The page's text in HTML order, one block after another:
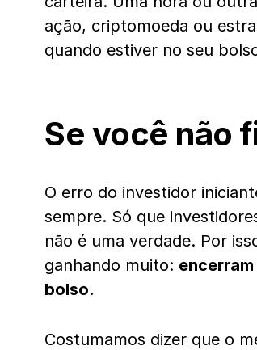
ação, criptomoeda ou
quando estiver no seu
Se você não
O erro do investidor
sempre. Só que
não é uma verdade. Por
ganhando muito:
bolso.
Costumamos dizer que o